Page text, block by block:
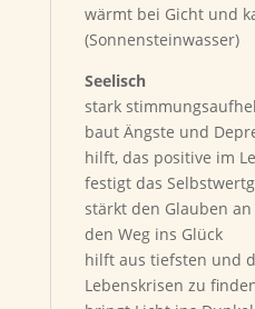
wärmt bei Gicht und
(Sonnensteinwasser)
Seelisch
stark
baut Ängste und
hilft, das positive im
festigt das
stärkt den Glauben
den Weg ins Glück
hilft aus tiefsten und
Lebenskrisen zu